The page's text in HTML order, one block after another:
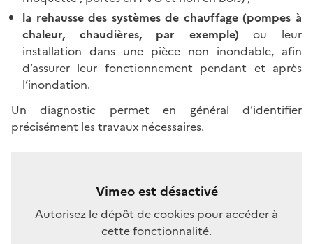
la rehausse des systèmes de chauffage (pompes à
chaleur, chaudières, par exemple) ou leur
installation dans une pièce non inondable, afin
d’assurer leur fonctionnement pendant et après
l’inondation.
Un diagnostic permet en général d’identifier
précisément les travaux nécessaires.
Vimeo est désactivé
Autorisez le dépôt de cookies pour accéder à
cette fonctionnalité.